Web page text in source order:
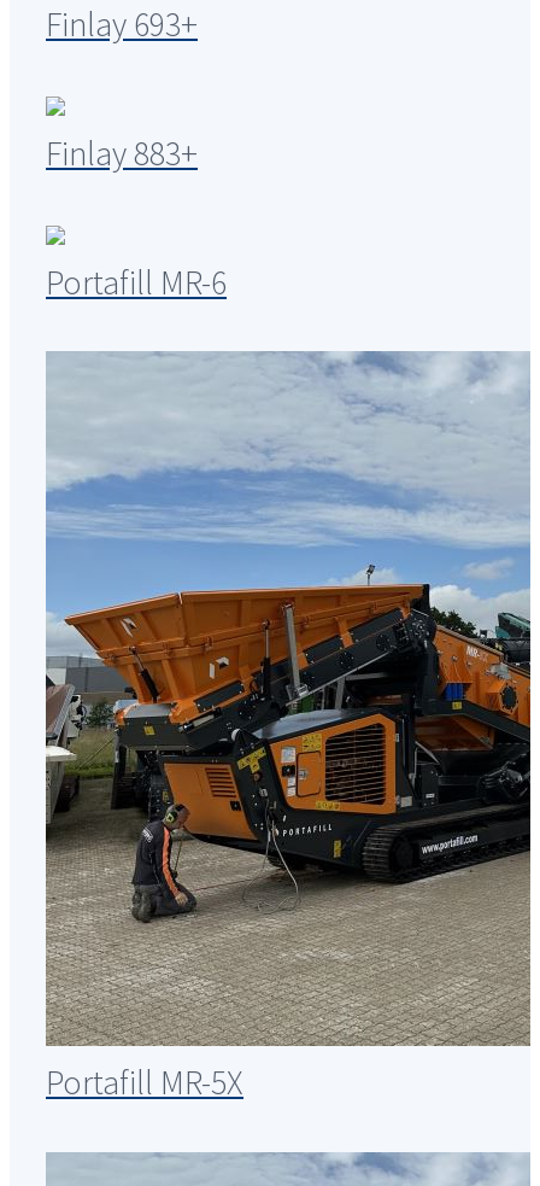
Finlay 693+
Finlay 883+
Portafill MR-6
Portafill MR-5X